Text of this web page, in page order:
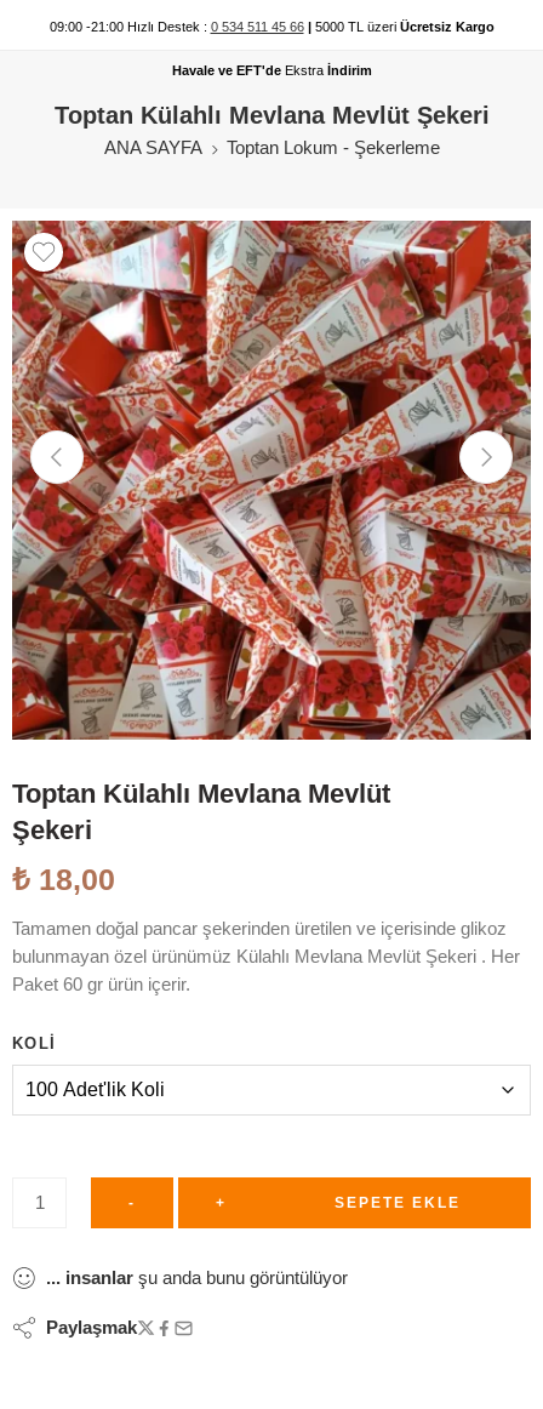
09:00 -21:00 Hızlı Destek : 0 534 511 45 66 |5000 TL üzeri Ücretsiz Kargo
Havale ve EFT'de Ekstraİndirim
Toptan Külahlı Mevlana Mevlüt Şekeri
ANA SAYFA Toptan Lokum - Şekerleme
Toptan Külahlı Mevlana Mevlüt
Şekeri
₺ 18,00
Tamamen doğal pancar şekerinden üretilen ve içerisinde glikoz
bulunmayan özel ürünümüz Külahlı Mevlana Mevlüt Şekeri . Her
Paket 60 gr ürün içerir.
KOLI
- + SEPETE EKLE
... insanlar şu anda bunu görüntülüyor
Paylaşmak